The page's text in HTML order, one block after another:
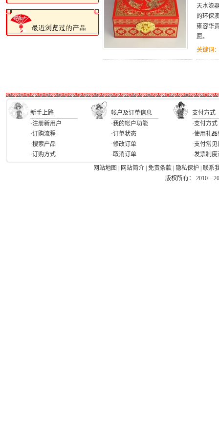
天水漆
的环保
雍容华
愿。
关键词
新手上路 帐户及订单信息
支付方式
·注册新用户
·订购流程
·搜索产品
·订购方式
·我的帐户功能
·订单状态
·修改订单
·取消订单
·支付方式
·使用礼品
·支付常
·发票制
网站地图
网站简介 免责条款 隐私保护
联系
版权所有： 2010－